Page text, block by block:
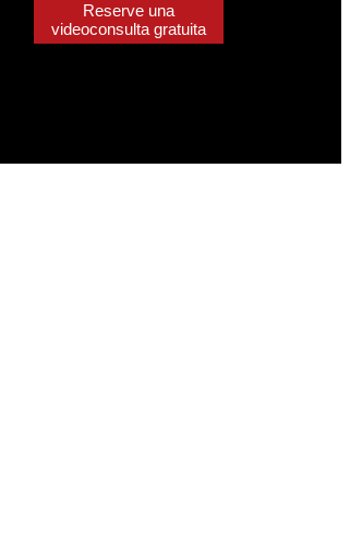
Reserve una
videoconsulta gratuita